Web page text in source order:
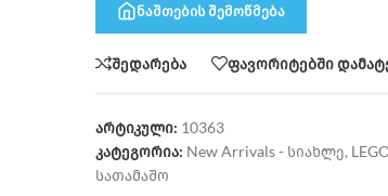
ნაშთების შემოწმება
შედარება ფავორიტებში
არტიკული: 10363
კატეგორია: New Arrivals - სიახლე,
სათამაშო